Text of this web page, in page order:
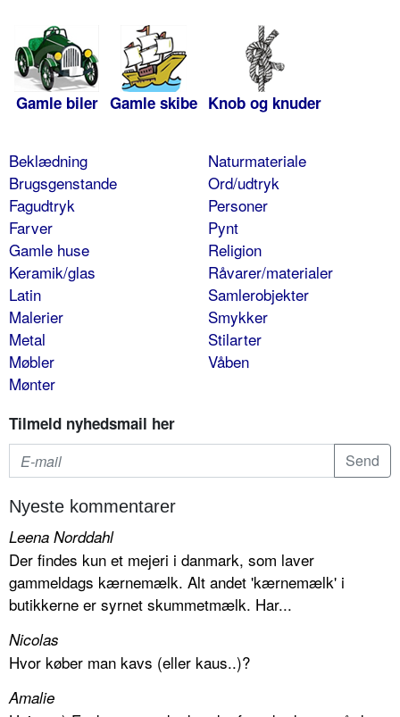
Gamle biler Gamle skibe Knob og knuder
Beklædning
Brugsgenstande
Fagudtryk
Farver
Gamle huse
Keramik/glas
Latin
Malerier
Metal
Møbler
Mønter
Naturmateriale
Ord/udtryk
Personer
Pynt
Religion
Råvarer/materialer
Samlerobjekter
Smykker
Stilarter
Våben
Tilmeld nyhedsmail her
Nyeste kommentarer
Leena Norddahl
Der findes kun et mejeri i danmark, som laver
gammeldags kærnemælk. Alt andet 'kærnemælk' i
butikkerne er syrnet skummetmælk. Har...
Nicolas
Hvor køber man kavs (eller kaus..)?
Amalie